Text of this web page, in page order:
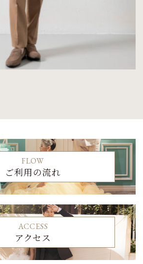
FLOW
ご利用の流れ
ACCESS
アクセス